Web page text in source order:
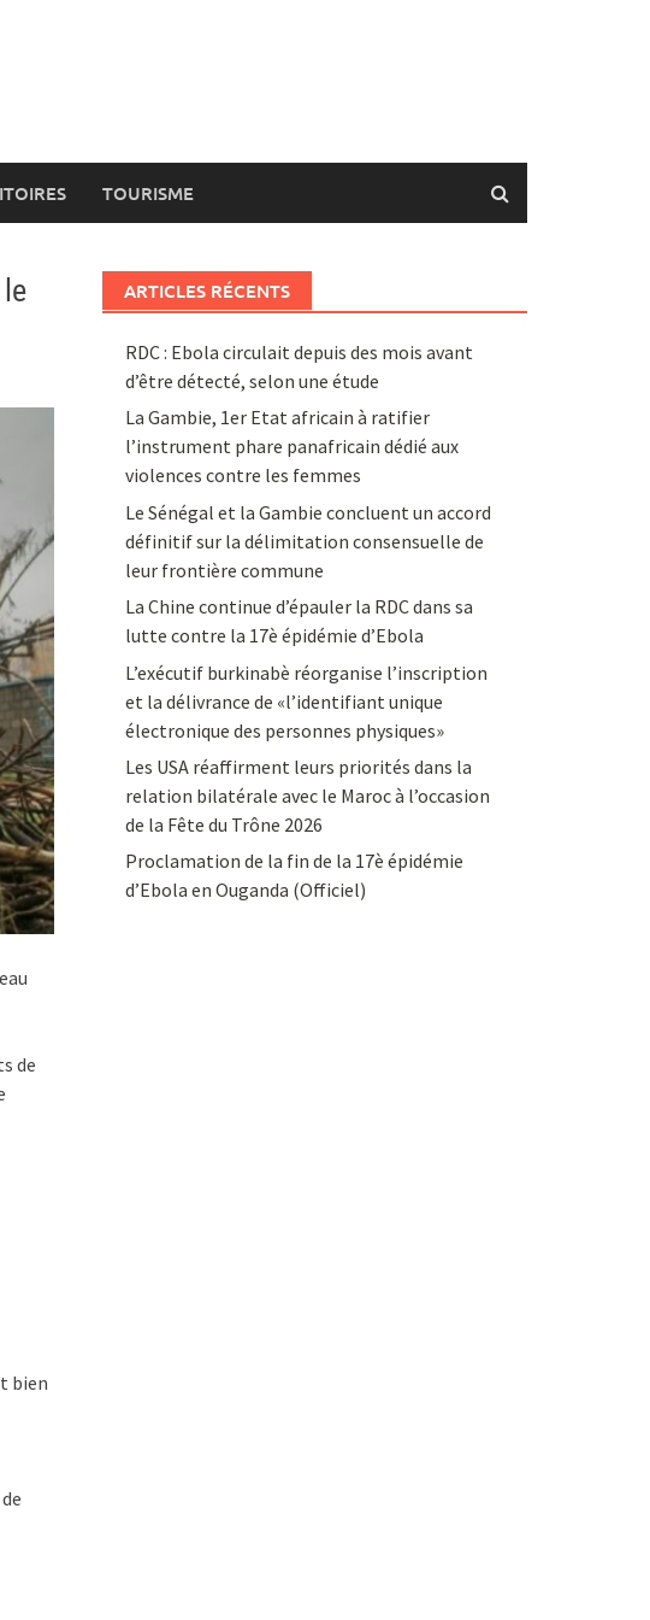
TOURISME
de
bien
ARTICLES RÉCENTS
RDC : Ebola circulait depuis des mois avant
d’être détecté, selon une étude
La Gambie, 1er Etat africain à ratifier
l’instrument phare panafricain dédié aux
violences contre les femmes
Le Sénégal et la Gambie concluent un accord
définitif sur la délimitation consensuelle de
leur frontière commune
La Chine continue d’épauler la RDC dans sa
lutte contre la 17è épidémie d’Ebola
L’exécutif burkinabè réorganise l’inscription
et la délivrance de «l’identifiant unique
électronique des personnes physiques»
Les USA réaffirment leurs priorités dans la
relation bilatérale avec le Maroc à l’occasion
de la Fête du Trône 2026
Proclamation de la fin de la 17è épidémie
d’Ebola en Ouganda (Officiel)